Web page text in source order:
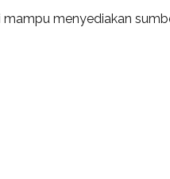
menyediakan